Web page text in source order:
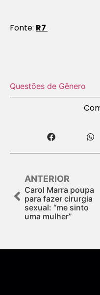
Fonte: R7
Questões de Gênero
ANTERIOR
Carol Marra poupa
para fazer cirurgia
sexual: “me sinto
uma mulher”